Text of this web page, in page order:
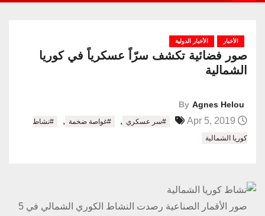
الأخبار الأخبار الدولية
صور فضائية تكشف سرّاً عسكرياً في كوريا
الشمالية
By Agnes Helou
#سر عسكري , #غواصة ضخمة ,
#نشاط
كوريا الشمالية
صور الأقمار الصناعية رصدت النشاط الكوري الشمالي في 5